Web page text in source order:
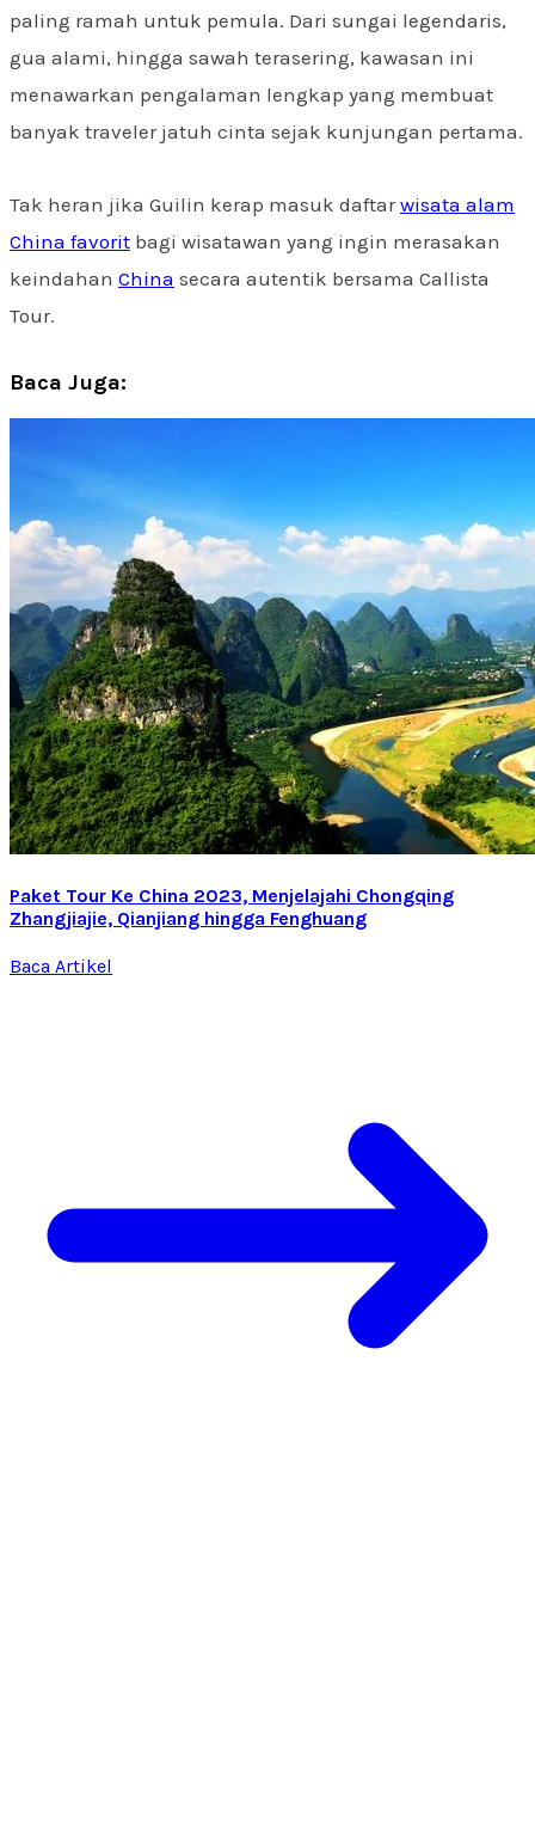
paling ramah untuk pemula. Dari sungai legendaris,
gua alami, hingga sawah terasering, kawasan ini
menawarkan pengalaman lengkap yang membuat
banyak traveler jatuh cinta sejak kunjungan pertama.
Tak heran jika Guilin kerap masuk daftarwisata alam
China favorit bagi wisatawan yang ingin merasakan
keindahan China secara autentik bersama Callista
Tour.
Baca Juga:
Paket Tour Ke China 2023, Menjelajahi Chongqing
Zhangjiajie, Qianjiang hingga Fenghuang
Baca Artikel